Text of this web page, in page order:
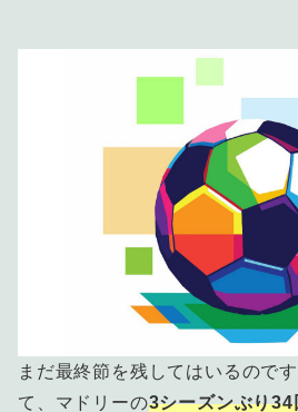
まだ最終節を残してはいるので
て、マドリーの3シーズンぶり